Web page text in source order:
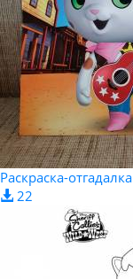
Раскраска-отгадалка
22